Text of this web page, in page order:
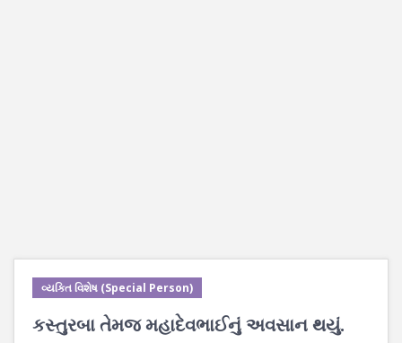
વ્યક્તિ વિશેષ (Special Person)
કસ્તુરબા તેમજ મહાદેવભાઈનું અવસાન થયું.